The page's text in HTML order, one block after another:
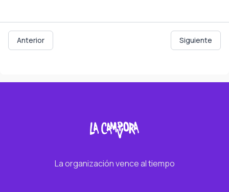
Anterior Siguiente
La organización vence al tiempo